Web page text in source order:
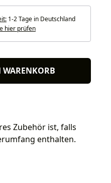
1-2 Tage in Deutschland
hier prüfen
Zubehör ist, falls
enthalten.